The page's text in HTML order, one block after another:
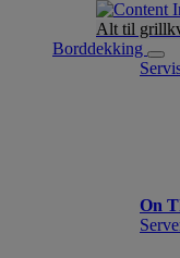
Alt til
Borddekking
On